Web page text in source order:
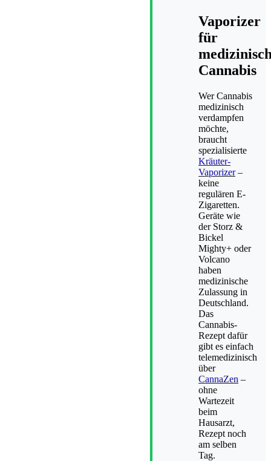
Vaporizer
für
Cannabis
Wer Cannabis
medizinisch
verdampfen
möchte,
braucht
spezialisierte
Kräuter-
Vaporizer–
keine
regulären E-
Zigaretten.
Geräte wie
der Storz &
Bickel
Mighty+ oder
Volcano
haben
medizinische
Zulassung in
Deutschland.
Das
Cannabis-
Rezept dafür
gibt es einfach
telemedizinisch
über
CannaZen –
ohne
Wartezeit
beim
Hausarzt,
Rezept noch
am selben
Tag.